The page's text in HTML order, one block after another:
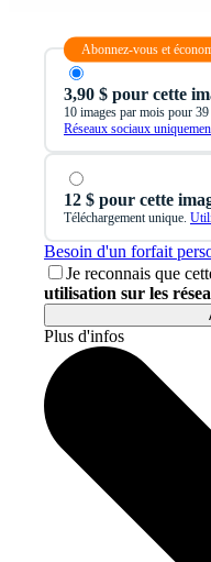
Abonnez-vous et
3,90 $ pour cette
10 images par mois pour
Réseaux sociaux
12 $ pour cette
Téléchargement unique.
Besoin d'un forfait
Je reconnais que
utilisation sur les
Plus d'infos